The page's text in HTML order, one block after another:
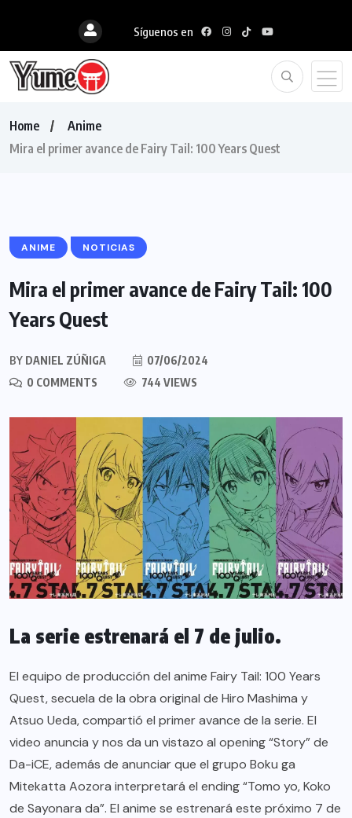
Síguenos en
Home
Anime
Mira el primer avance de Fairy Tail: 100 Years Quest
ANIME NOTICIAS
Mira el primer avance de Fairy Tail: 100
Years Quest
BY DANIEL ZÚÑIGA
07/06/2024
0 COMMENTS
744 VIEWS
La serie estrenará el 7 de julio.
El equipo de producción del anime Fairy Tail: 100 Years
Quest, secuela de la obra original de Hiro Mashima y
Atsuo Ueda, compartió el primer avance de la serie. El
video anuncia y nos da un vistazo al opening “Story” de
Da-iCE, además de anunciar que el grupo Boku ga
Mitekatta Aozora interpretará el ending “Tomo yo, Koko
de Sayonara da”. El anime se estrenará este próximo 7 de